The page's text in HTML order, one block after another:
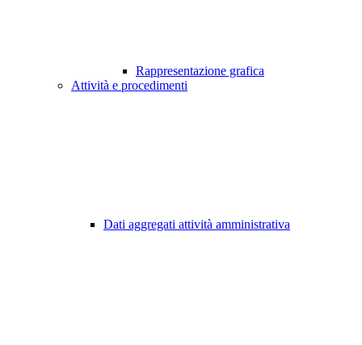
Rappresentazione grafica
Attività e procedimenti
Dati aggregati attività amministrativa